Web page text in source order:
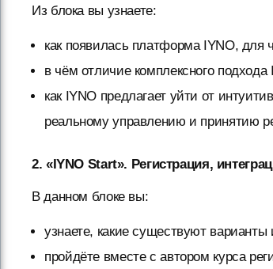
Из блока вы узнаете:
как появилась платформа IYNO, для
в чём отличие комплексного
как IYNO предлагает уйти от
реальному управлению и принятию
2. «IYNO Start». Регистрация,
В данном блоке вы:
узнаете, какие существуют
пройдёте вместе с автором курса